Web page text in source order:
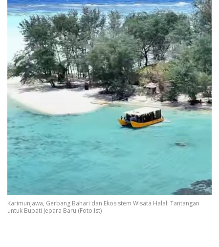
Karimunjawa, Gerbang Bahari dan Ekosistem Wisata Halal: Tantangan
untuk Bupati Jepara Baru (Foto:Ist)